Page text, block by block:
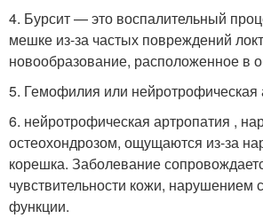
4. Бурсит — это воспалительный
мешке из-за частых повреждений
новообразование, расположенное в
5. Гемофилия или нейротрофическая
6. нейротрофическая артропатия ,
остеохондрозом, ощущаются из-за
корешка. Заболевание
чувствительности кожи, нарушением
функции.